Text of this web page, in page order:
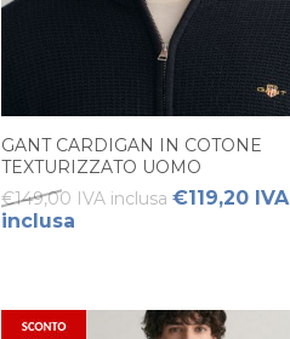
GANT CARDIGAN IN COTONE
TEXTURIZZATO UOMO
€149,00 IVA inclusa €119,20 IVA
inclusa